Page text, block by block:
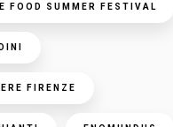
FOOD SUMMER FESTIVAL
FIRENZE